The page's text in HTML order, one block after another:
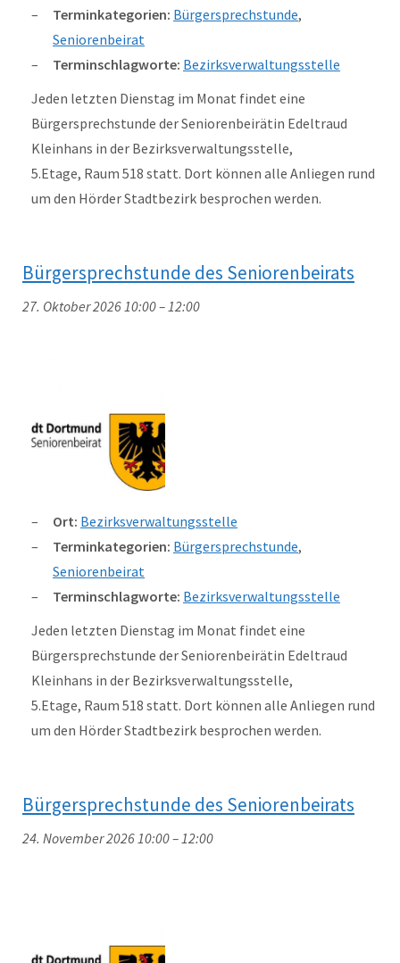
Terminkategorien: Bürgersprechstunde,
Seniorenbeirat
Terminschlagworte: Bezirksverwaltungsstelle
Jeden letzten Dienstag im Monat findet eine
Bürgersprechstunde der Seniorenbeirätin Edeltraud
Kleinhans in der Bezirksverwaltungsstelle,
5.Etage, Raum 518 statt. Dort können alle Anliegen rund
um den Hörder Stadtbezirk besprochen werden.
Bürgersprechstunde des Seniorenbeirats
27. Oktober 2026 10:00–12:00
Ort: Bezirksverwaltungsstelle
Terminkategorien: Bürgersprechstunde,
Seniorenbeirat
Terminschlagworte: Bezirksverwaltungsstelle
Jeden letzten Dienstag im Monat findet eine
Bürgersprechstunde der Seniorenbeirätin Edeltraud
Kleinhans in der Bezirksverwaltungsstelle,
5.Etage, Raum 518 statt. Dort können alle Anliegen rund
um den Hörder Stadtbezirk besprochen werden.
Bürgersprechstunde des Seniorenbeirats
24. November 2026 10:00–12:00